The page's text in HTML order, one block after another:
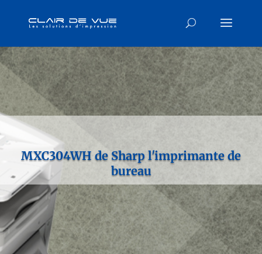
MXC304WH de Sharp l'imprimante de
bureau